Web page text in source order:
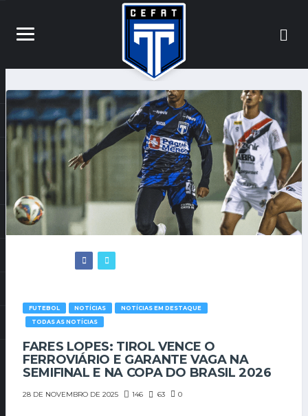
FUTEBOL NOTÍCIAS
NOTÍCIAS EM DESTAQUE
TODAS AS NOTÍCIAS
FARES LOPES: TIROL VENCE O
FERROVIÁRIO E GARANTE VAGA NA
SEMIFINAL E NA COPA DO BRASIL 2026
28 DE NOVEMBRO DE 2025 146 63 0